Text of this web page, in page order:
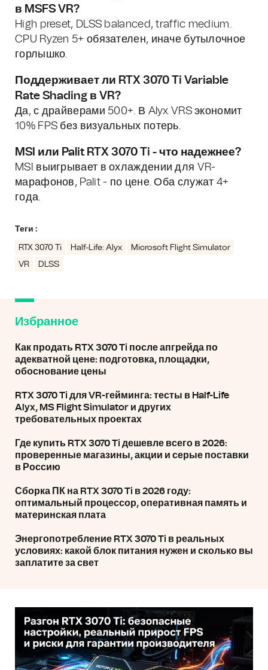
в MSFS VR?
High preset, DLSS balanced, traffic medium.
CPU Ryzen 5+ обязателен, иначе бутылочное
горлышко.
Поддерживает ли RTX 3070 Ti Variable
Rate Shading в VR?
Да, с драйверами 500+. В Alyx VRS экономит
10% FPS без визуальных потерь.
MSI или Palit RTX 3070 Ti - что надежнее?
MSI выигрывает в охлаждении для VR-
марафонов, Palit - по цене. Оба служат 4+
года.
Теги :
RTX 3070 Ti Half-Life: Alyx
Microsoft Flight Simulator
VR
DLSS
Избранное
Как продать RTX 3070 Ti после апгрейда по
адекватной цене: подготовка, площадки,
обоснование цены
RTX 3070 Ti для VR-гейминга: тесты в Half-Life
Alyx, MS Flight Simulator и других
требовательных проектах
Где купить RTX 3070 Ti дешевле всего в 2026:
проверенные магазины, акции и серые поставки
в Россию
Сборка ПК на RTX 3070 Ti в 2026 году:
оптимальный процессор, оперативная память и
материнская плата
Энергопотребление RTX 3070 Ti в реальных
условиях: какой блок питания нужен и сколько вы
заплатите за свет